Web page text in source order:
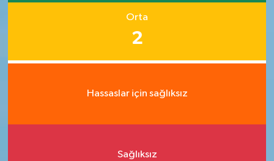
Orta
2
Hassaslar için sağlıksız
Sağlıksız